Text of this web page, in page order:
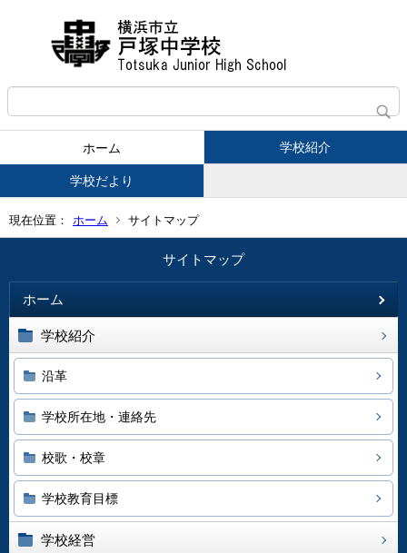
ホーム 学校紹介
学校だより
現在位置： ホーム サイトマップ
サイトマップ
ホーム
学校紹介
沿革
学校所在地・連絡先
校歌・校章
学校教育目標
学校経営